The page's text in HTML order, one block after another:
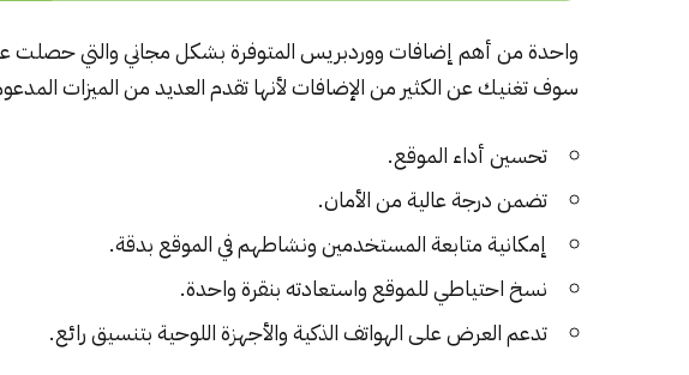
سوف تغنيك عن الكثير من الإضافات لأنها تقدم العديد من الميزات
تحسين أداء الموقع.
تضمن درجة عالية من الأمان.
إمكانية متابعة المستخدمين ونشاطهم في الموقع بدقة.
نسخ احتياطي للموقع واستعادته بنقرة واحدة.
تدعم العرض على الهواتف الذكية والأجهزة اللوحية بتنسيق رائع.